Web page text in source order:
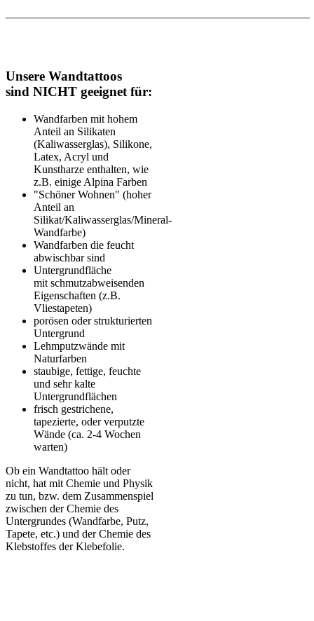
Unsere Wandtattoos
sind NICHT geeignet für:
Wandfarben mit hohem
Anteil an Silikaten
(Kaliwasserglas), Silikone,
Latex, Acryl und
Kunstharze enthalten, wie
z.B. einige Alpina Farben
"Schöner Wohnen" (hoher
Anteil an
Silikat/Kaliwasserglas/Mineral-
Wandfarbe)
Wandfarben die feucht
abwischbar sind
Untergrundfläche
mit schmutzabweisenden
Eigenschaften (z.B.
Vliestapeten)
porösen oder strukturierten
Untergrund
Lehmputzwände mit
Naturfarben
staubige, fettige, feuchte
und sehr kalte
Untergrundflächen
frisch gestrichene,
tapezierte, oder verputzte
Wände (ca. 2-4 Wochen
warten)
Ob ein Wandtattoo hält oder
nicht, hat mit Chemie und Physik
zu tun, bzw. dem Zusammenspiel
zwischen der Chemie des
Untergrundes (Wandfarbe, Putz,
Tapete, etc.) und der Chemie des
Klebstoffes der Klebefolie.